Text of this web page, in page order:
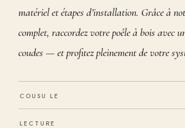
matériel et étapes d’installation. Grâce à
complet, raccordez votre poêle à bois avec
coudes — et profitez pleinement de votre
COUSU LE
LECTURE